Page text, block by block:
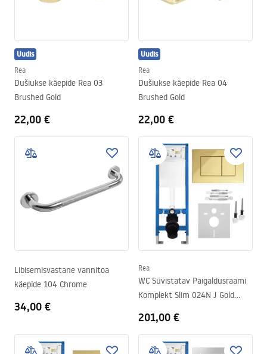
Uudis
Rea
Dušiukse käepide Rea 03
Brushed Gold
22,00 €
Uudis
Rea
Dušiukse käepide Rea 04
Brushed Gold
22,00 €
Libisemisvastane vannitoa
käepide 104 Chrome
34,00 €
Rea
WC Süvistatav Paigaldusraami
Komplekt Slim 024N J Gold
201,00 €